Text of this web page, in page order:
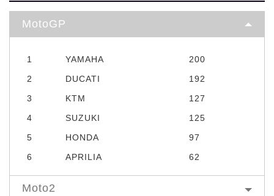
MotoGP
1 YAMAHA
200
2
DUCATI
192
3
KTM
127
4
SUZUKI
125
5
HONDA
97
6
APRILIA 62
Moto2